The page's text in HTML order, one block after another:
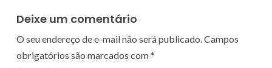
Deixe um comentário
O seu endereço de e-mail não será publicado.Campos
obrigatórios são marcados com*